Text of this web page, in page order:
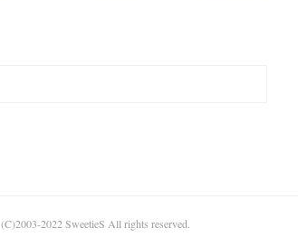
(C)2003-2022 SweetieS All rights reserved.